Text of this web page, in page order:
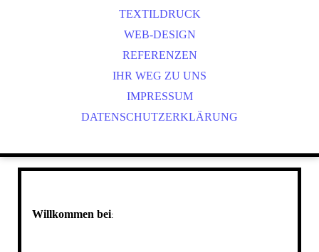
TEXTILDRUCK
WEB-DESIGN
REFERENZEN
IHR WEG ZU UNS
IMPRESSUM
DATENSCHUTZERKLÄRUNG
Willkommen bei: